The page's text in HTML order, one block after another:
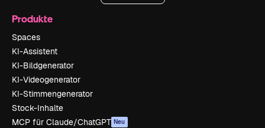
Produkte
Spaces
KI-Assistent
KI-Bildgenerator
KI-Videogenerator
KI-Stimmengenerator
Stock-Inhalte
MCP für Claude/ChatGPT Neu